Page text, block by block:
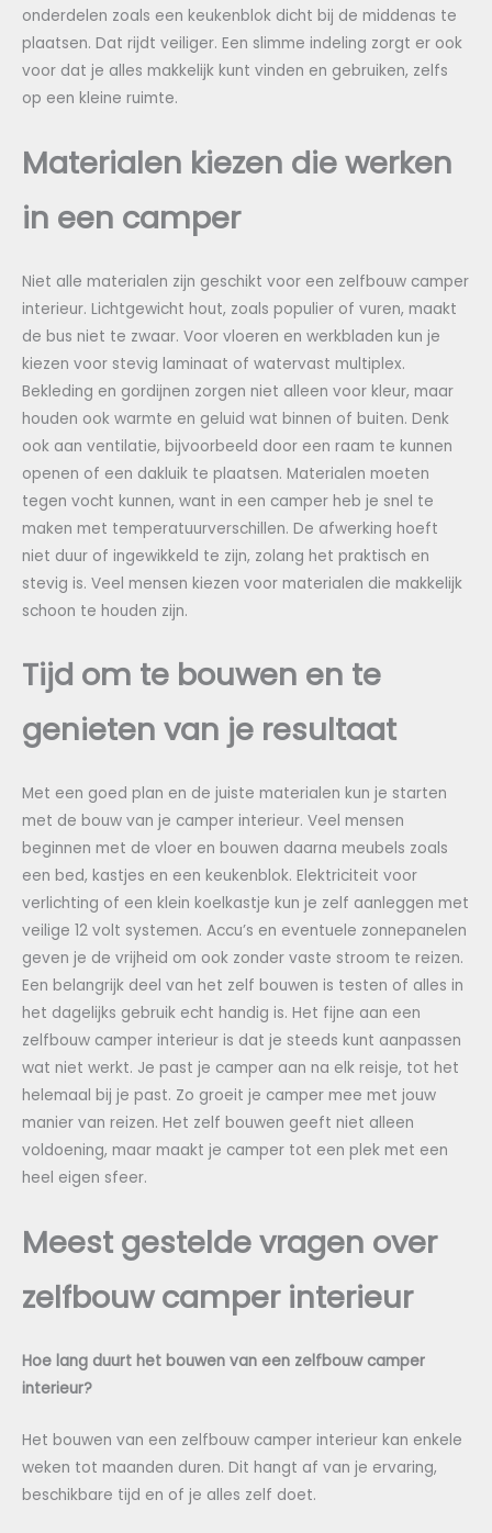
onderdelen zoals een keukenblok dicht bij de middenas te
plaatsen. Dat rijdt veiliger. Een slimme indeling zorgt er ook
voor dat je alles makkelijk kunt vinden en gebruiken, zelfs
op een kleine ruimte.
Materialen kiezen die werken
in een camper
Niet alle materialen zijn geschikt voor een zelfbouw camper
interieur. Lichtgewicht hout, zoals populier of vuren, maakt
de bus niet te zwaar. Voor vloeren en werkbladen kun je
kiezen voor stevig laminaat of watervast multiplex.
Bekleding en gordijnen zorgen niet alleen voor kleur, maar
houden ook warmte en geluid wat binnen of buiten. Denk
ook aan ventilatie, bijvoorbeeld door een raam te kunnen
openen of een dakluik te plaatsen. Materialen moeten
tegen vocht kunnen, want in een camper heb je snel te
maken met temperatuurverschillen. De afwerking hoeft
niet duur of ingewikkeld te zijn, zolang het praktisch en
stevig is. Veel mensen kiezen voor materialen die makkelijk
schoon te houden zijn.
Tijd om te bouwen en te
genieten van je resultaat
Met een goed plan en de juiste materialen kun je starten
met de bouw van je camper interieur. Veel mensen
beginnen met de vloer en bouwen daarna meubels zoals
een bed, kastjes en een keukenblok. Elektriciteit voor
verlichting of een klein koelkastje kun je zelf aanleggen met
veilige 12 volt systemen. Accu’s en eventuele zonnepanelen
geven je de vrijheid om ook zonder vaste stroom te reizen.
Een belangrijk deel van het zelf bouwen is testen of alles in
het dagelijks gebruik echt handig is. Het fijne aan een
zelfbouw camper interieur is dat je steeds kunt aanpassen
wat niet werkt. Je past je camper aan na elk reisje, tot het
helemaal bij je past. Zo groeit je camper mee met jouw
manier van reizen. Het zelf bouwen geeft niet alleen
voldoening, maar maakt je camper tot een plek met een
heel eigen sfeer.
Meest gestelde vragen over
zelfbouw camper interieur
Hoe lang duurt het bouwen van een zelfbouw camper
interieur?
Het bouwen van een zelfbouw camper interieur kan enkele
weken tot maanden duren. Dit hangt af van je ervaring,
beschikbare tijd en of je alles zelf doet.